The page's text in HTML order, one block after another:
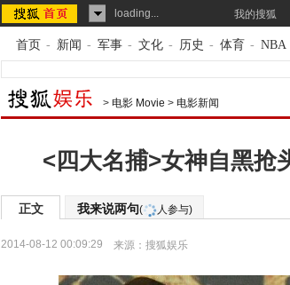
loading... 我的搜狐
首页 - 新闻 - 军事 - 文化 - 历史 - 体育 - NBA
> 电影 Movie > 电影新闻
<四大名捕>女神自黑抢
正文 我来说两句( 人参与)
2014-08-12 00:09:29 来源： 搜狐娱乐